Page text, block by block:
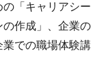
「キャリアシー
の作成」、企業の
での職場体験講